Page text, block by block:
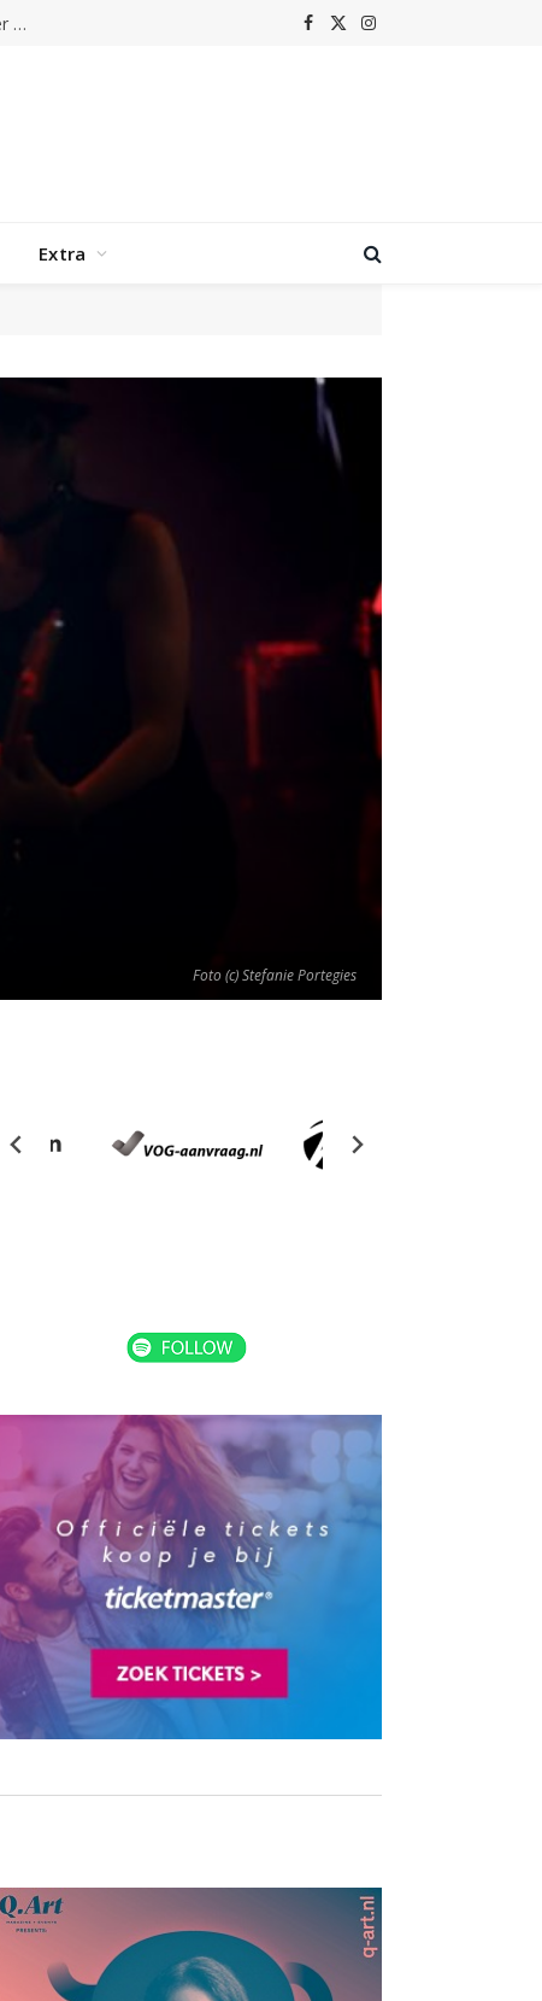
Parels van de Popmuziek: Het verhaal achter Harold Faltermeyer – ‘Axel F’ Facebook
X
Instagram
Extra
Foto (c) Stefanie Portegies